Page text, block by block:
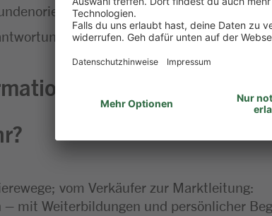
gehören für dich einfach
bringst du gerne mit
zu dieser Stelle
vom Verkäufer zur Marktleitung:
– mit Weiterbildungen und persönlicher